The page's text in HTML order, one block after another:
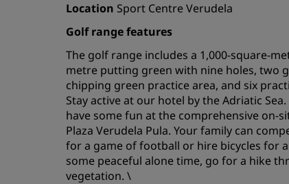
Location Sport Centre Verudela
Golf range features
The golf range includes a 1,000-square-
metre putting green with nine holes, two
chipping green practice area, and six
Stay active at our hotel by the Adriatic
have some fun at the comprehensive on-
Plaza Verudela Pula. Your family can
for a game of football or hire bicycles for
some peaceful alone time, go for a hike
vegetation. \